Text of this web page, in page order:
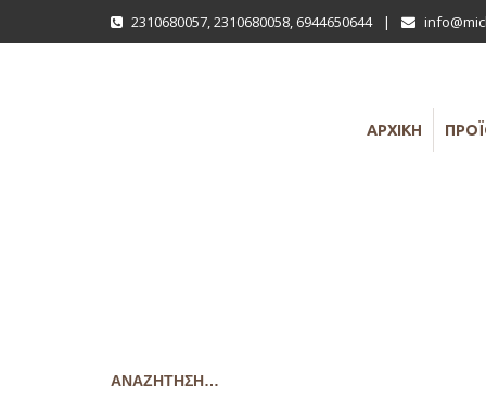
2310680057,2310680058, 6944650644 |
ΑΡΧΙΚΗ
ΑΝΑΖΉΤΗΣΗ…